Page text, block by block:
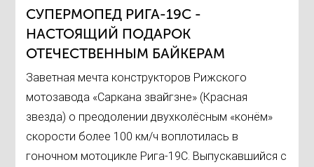
СУПЕРМОПЕД РИГА-19С -
НАСТОЯЩИЙ ПОДАРОК
ОТЕЧЕСТВЕННЫМ БАЙКЕРАМ
Заветная мечта конструкторов Рижского
мотозавода «Саркана звайгзне» (Красная
звезда) о преодолении двухколёсным «конём»
скорости более 100 км/ч воплотилась в
гоночном мотоцикле Рига-19С. Выпускавшийся с